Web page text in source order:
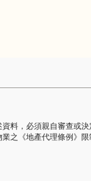
料，必須親自審查或
之《地產代理條例》限